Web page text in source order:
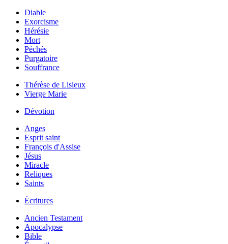
Diable
Exorcisme
Hérésie
Mort
Péchés
Purgatoire
Souffrance
Thérèse de Lisieux
Vierge Marie
Dévotion
Anges
Esprit saint
François d'Assise
Jésus
Miracle
Reliques
Saints
Écritures
Ancien Testament
Apocalypse
Bible